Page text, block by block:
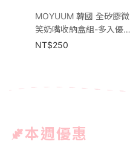
MOYUUM 韓國 全矽膠微
笑奶嘴收納盒組-多入優
惠
NT$250
本週優惠